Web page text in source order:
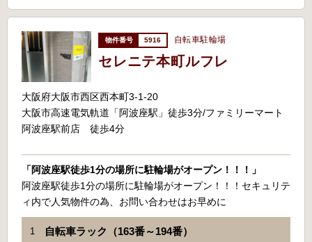
5916 自転車駐輪場
セレニテ本町ルフレ
大阪府大阪市西区西本町3-1-20
大阪市高速電気軌道「阿波座駅」徒歩3分/ファミリーマート
阿波座駅前店 徒歩4分
「阿波座駅徒歩1分の場所に駐輪場がオープン！！！」
阿波座駅徒歩1分の場所に駐輪場がオープン！！！セキュリテ
ィ内で人気物件の為、お問い合わせはお早めに
1 自転車ラック（163番～194番）